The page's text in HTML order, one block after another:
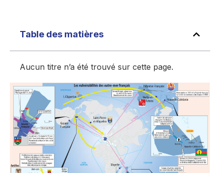
Table des matières
Aucun titre n’a été trouvé sur cette page.